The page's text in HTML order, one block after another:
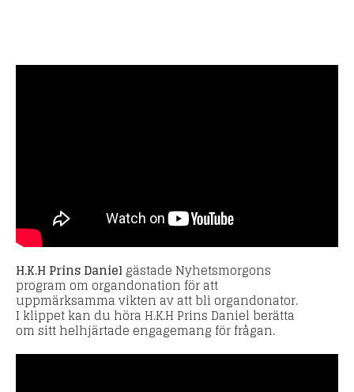
H.K.H Prins Daniel gästade Nyhetsmorgons
program om organdonation för att
uppmärksamma vikten av att bli organdonator.
I klippet kan du höra H.K.H Prins Daniel berätta
om sitt helhjärtade engagemang för frågan.